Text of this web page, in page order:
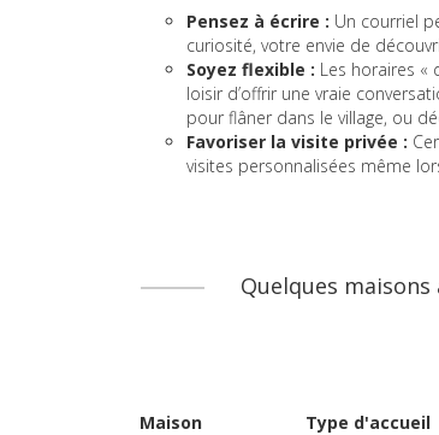
Pensez à écrire : Un courriel
curiosité, votre envie de
Soyez flexible : Les horaires «
loisir d’offrir une vraie
pour flâner dans le village, ou
Favoriser la visite privée :
visites personnalisées même
Quelques
Maison Type d'accueil